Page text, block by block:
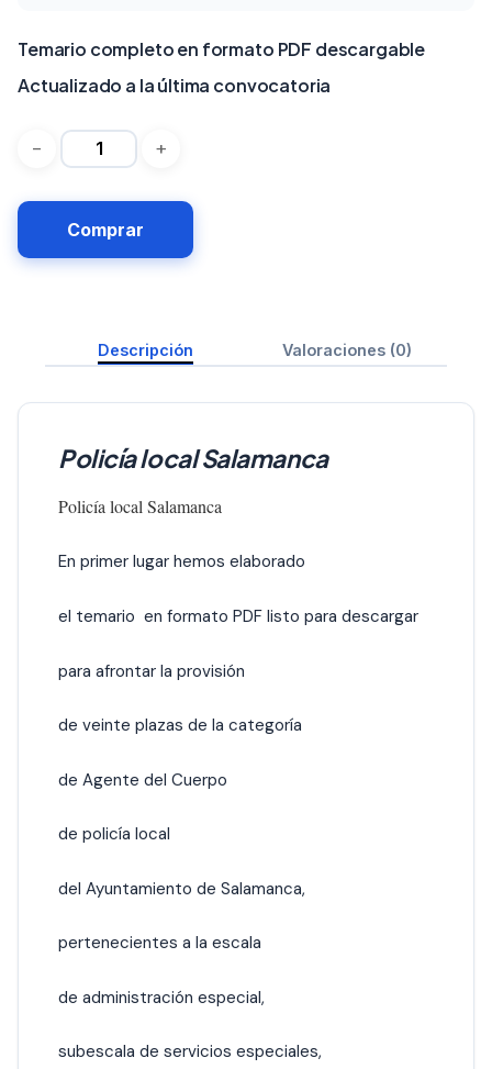
Temario completo en formato PDF descargable
Actualizado a la última convocatoria
Comprar
Descripción Valoraciones (0)
Policía local Salamanca
Policía local Salamanca
En primer lugar hemos elaborado
el temario en formato PDF listo para descargar
para afrontar la provisión
de veinte plazas de la categoría
de Agente del Cuerpo
de policía local
del Ayuntamiento de Salamanca,
pertenecientes a la escala
de administración especial,
subescala de servicios especiales,